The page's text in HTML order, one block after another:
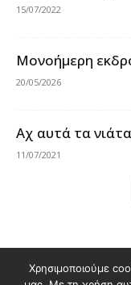
15/07/2022
Μονοήμερη
20/05/2026
Αχ αυτά τα
11/07/2021
Χρησιμοποιούμε